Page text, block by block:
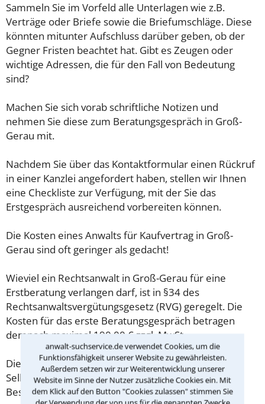
anwalt-suchservice.de verwendet Cookies, um die
Funktionsfähigkeit unserer Website zu gewährleisten.
Außerdem setzen wir zur Weiterentwicklung unserer
Website im Sinne der Nutzer zusätzliche Cookies ein. Mit
dem Klick auf den Button "Cookies zulassen" stimmen Sie
Sammeln Sie im Vorfeld alle Unterlagen wie z.B.
Verträge oder Briefe sowie die Briefumschläge. Diese
könnten mitunter Aufschluss darüber geben, ob der
Gegner Fristen beachtet hat. Gibt es Zeugen oder
wichtige Adressen, die für den Fall von Bedeutung
sind?
Machen Sie sich vorab schriftliche Notizen und
nehmen Sie diese zum Beratungsgespräch in Groß-
Gerau mit.
Nachdem Sie über das Kontaktformular einen Rückruf
in einer Kanzlei angefordert haben, stellen wir Ihnen
eine Checkliste zur Verfügung, mit der Sie das
Erstgespräch ausreichend vorbereiten können.
Die Kosten eines Anwalts für Kaufvertrag in Groß-
Gerau sind oft geringer als gedacht!
Wieviel ein Rechtsanwalt in Groß-Gerau für eine
Erstberatung verlangen darf, ist in §34 des
Rechtsanwaltsvergütungsgesetz (RVG) geregelt. Die
Kosten für das erste Beratungsgespräch betragen
demnach maximal 190,00 € zzgl. MwSt.
Diese Regelung gilt jedoch nur für Verbraucher. Für
Selbstständige oder Freiberufler gilt diese
Beschränkung nicht.